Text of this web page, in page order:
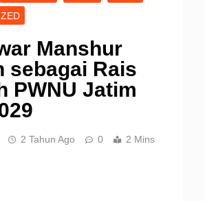
Manshur
sebagai Rais
PWNU Jatim
2 Tahun Ago 0 2 Mins